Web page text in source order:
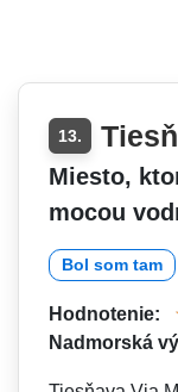
13.
Miesto,
mocou
Bol som tam
Hodnotenie:
Nadmorská